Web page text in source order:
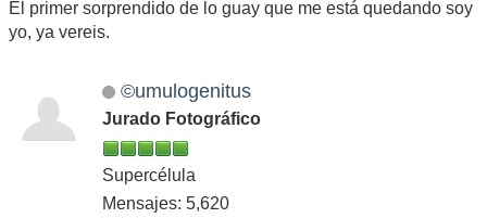
El primer sorprendido de lo guay que me está quedando soy
yo, ya vereis.
©umulogenitus
Jurado Fotográfico
Supercélula
Mensajes: 5,620